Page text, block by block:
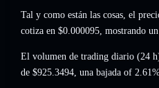
Tal y como están las cosas, el
cotiza en $0.000095, mostrando
El volumen de trading diario (24
de $925.3494, una bajada of